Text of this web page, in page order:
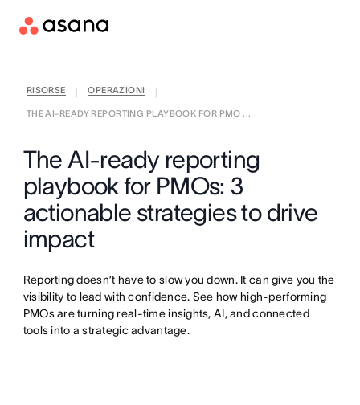
RISORSE OPERAZIONI
THE AI-READY REPORTING PLAYBOOK FOR PMO ...
The AI-ready reporting
playbook for PMOs: 3
actionable strategies to drive
impact
Reporting doesn’t have to slow you down. It can give you the
visibility to lead with confidence. See how high-performing
PMOs are turning real-time insights, AI, and connected
tools into a strategic advantage.